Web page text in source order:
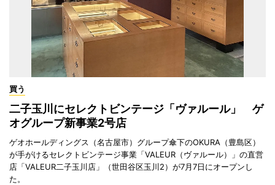
買う
二子玉川にセレクトビンテージ「ヴァルール」 ゲ
オグループ新事業2号店
ゲオホールディングス（名古屋市）グループ傘下のOKURA（豊島区）
が手がけるセレクトビンテージ事業「VALEUR（ヴァルール）」の直営
店「VALEUR二子玉川店」（世田谷区玉川2）が7月7日にオープンし
た。